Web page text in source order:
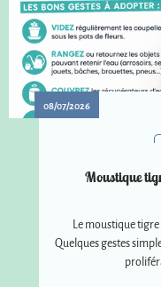
08/07/2026
Moustique
Le moustique
Quelques gestes